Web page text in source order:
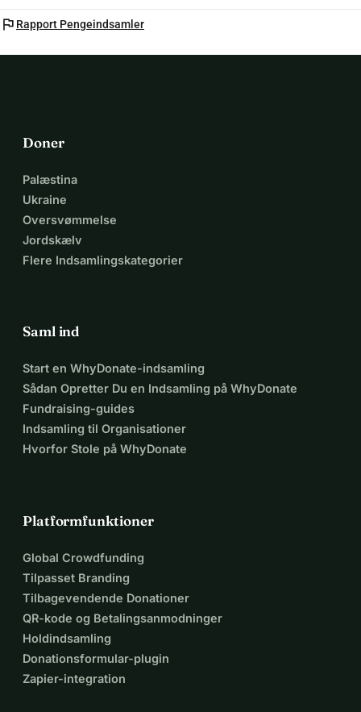
flag Rapport Pengeindsamler
Doner
Palæstina
Ukraine
Oversvømmelse
Jordskælv
Flere Indsamlingskategorier
Saml ind
Start en WhyDonate-indsamling
Sådan Opretter Du en Indsamling på WhyDonate
Fundraising-guides
Indsamling til Organisationer
Hvorfor Stole på WhyDonate
Platformfunktioner
Global Crowdfunding
Tilpasset Branding
Tilbagevendende Donationer
QR-kode og Betalingsanmodninger
Holdindsamling
Donationsformular-plugin
Zapier-integration